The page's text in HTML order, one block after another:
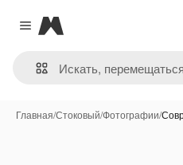
Close menu
Magnific
Главная/Стоковый/Фотографии/